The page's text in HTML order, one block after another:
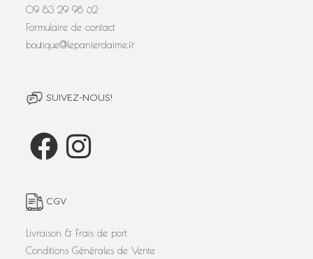
09 83 29 98 62
Formulaire de contact
boutique@lepanierdaime.fr
SUIVEZ-NOUS!
CGV
Livraison & Frais de port
Conditions Générales de Vente